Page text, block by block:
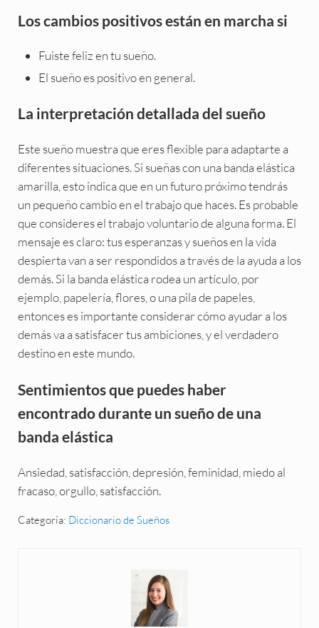
Los cambios positivos están en marcha si
Fuiste feliz en tu sueño.
El sueño es positivo en general.
La interpretación detallada del sueño
Este sueño muestra que eres flexible para adaptarte a
diferentes situaciones. Si sueñas con una banda elástica
amarilla, esto indica que en un futuro próximo tendrás
un pequeño cambio en el trabajo que haces. Es probable
que consideres el trabajo voluntario de alguna forma. El
mensaje es claro: tus esperanzas y sueños en la vida
despierta van a ser respondidos a través de la ayuda a los
demás. Si la banda elástica rodea un artículo, por
ejemplo, papelería, flores, o una pila de papeles,
entonces es importante considerar cómo ayudar a los
demás va a satisfacer tus ambiciones, y el verdadero
destino en este mundo.
Sentimientos que puedes haber
encontrado durante un sueño de una
banda elástica
Ansiedad, satisfacción, depresión, feminidad, miedo al
fracaso, orgullo, satisfacción.
Categoría: Diccionario de Sueños